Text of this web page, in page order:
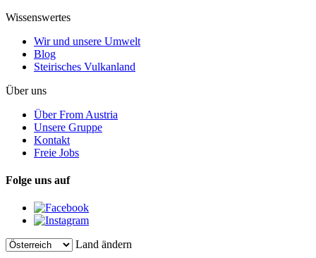
Wissenswertes
Wir und unsere Umwelt
Blog
Steirisches Vulkanland
Über uns
Über From Austria
Unsere Gruppe
Kontakt
Freie Jobs
Folge uns auf
Land ändern